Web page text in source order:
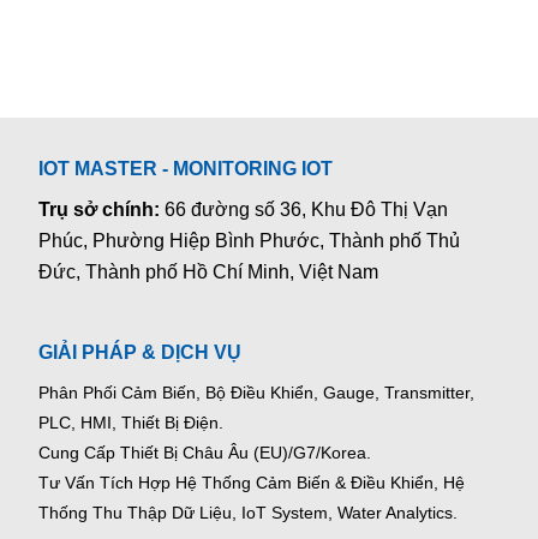
IOT MASTER - MONITORING IOT
Trụ sở chính:66 đường số 36, Khu Đô Thị Vạn
Phúc, Phường Hiệp Bình Phước, Thành phố Thủ
Đức, Thành phố Hồ Chí Minh, Việt Nam
GIẢI PHÁP & DỊCH VỤ
Phân Phối Cảm Biến, Bộ Điều Khiển, Gauge, Transmitter,
PLC, HMI, Thiết Bị Điện.
Cung Cấp Thiết Bị Châu Âu (EU)/G7/Korea.
Tư Vấn Tích Hợp Hệ Thống Cảm Biến & Điều Khiển, Hệ
Thống Thu Thập Dữ Liệu, IoT System, Water Analytics.